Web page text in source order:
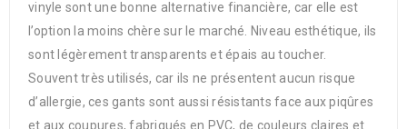
vinyle sont une bonne alternative financière, car elle est
l’option la moins chère sur le marché. Niveau esthétique, ils
sont légèrement transparents et épais au toucher.
Souvent très utilisés, car ils ne présentent aucun risque
d’allergie, ces gants sont aussi résistants face aux piqûres
et aux coupures, fabriqués en PVC, de couleurs claires et